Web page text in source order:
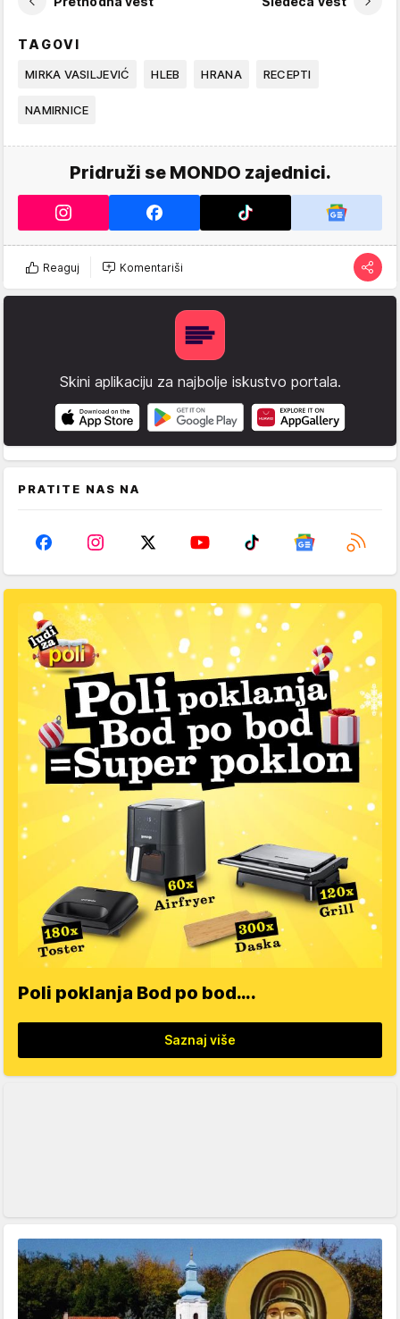
TAGOVI
MIRKA VASILJEVIĆ HLEB HRANA RECEPTI
NAMIRNICE
Pridruži se MONDO zajednici.
Reaguj Komentariši
Skini aplikaciju za najbolje iskustvo portala.
PRATITE NAS NA
Poli poklanja Bod po bod….
Saznaj više